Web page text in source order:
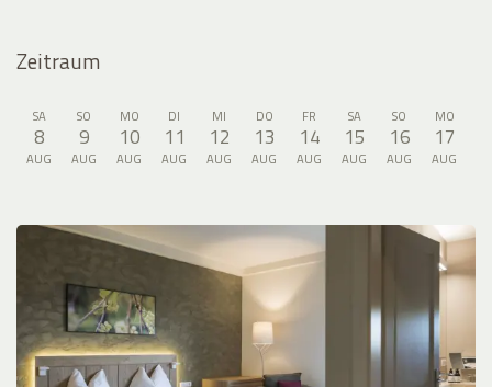
Zeitraum
SA
8
AUG
SO
9
AUG
MO
10
AUG
DI
11
AUG
MI
12
AUG
DO
13
AUG
FR
14
AUG
SA
15
AUG
SO
16
AUG
MO
17
AUG